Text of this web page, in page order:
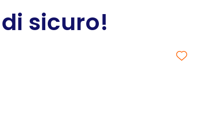
sicuro!